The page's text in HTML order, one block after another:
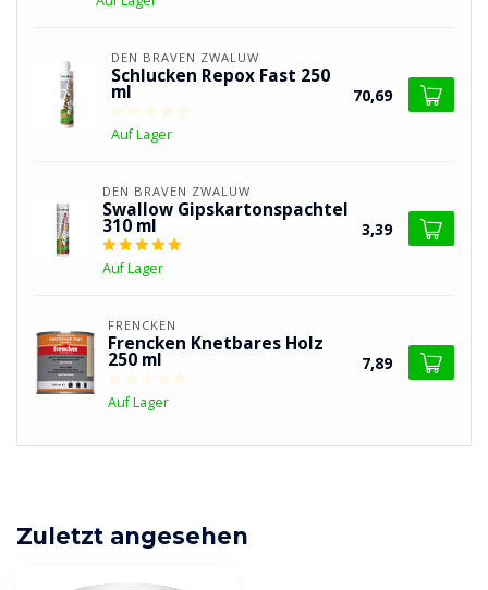
DEN BRAVEN ZWALUW
Schlucken Repox Fast 250
ml
Auf Lager
70,69
DEN BRAVEN ZWALUW
Swallow Gipskartonspachtel
310 ml
Auf Lager
3,39
FRENCKEN
Frencken Knetbares Holz
250 ml
Auf Lager
7,89
Zuletzt angesehen